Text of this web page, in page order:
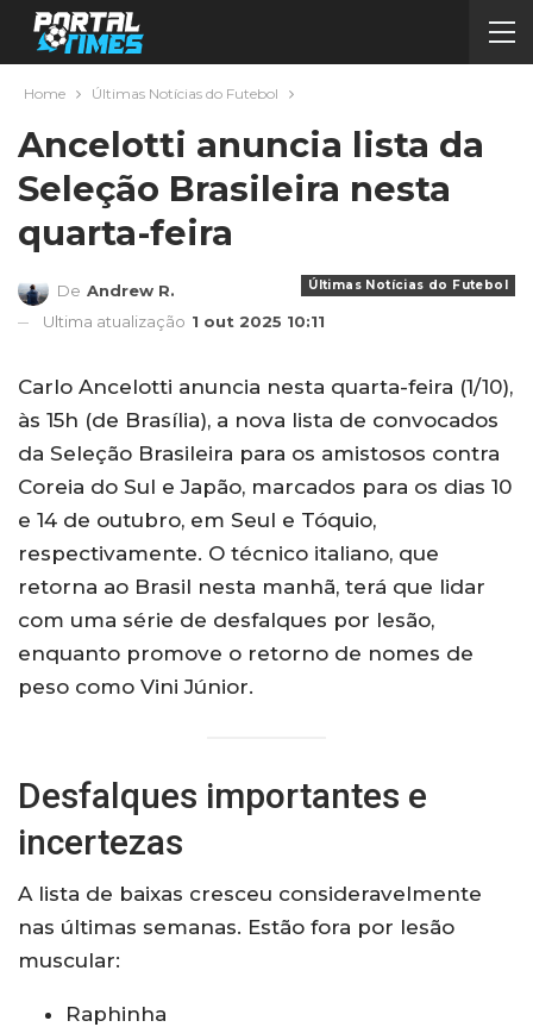
Home Últimas Notícias do Futebol
Ancelotti anuncia lista da
Seleção Brasileira nesta
quarta-feira
Últimas Notícias do Futebol
De Andrew R.
Ultima atualização 1 out 2025 10:11
Carlo Ancelotti anuncia nesta quarta-feira (1/10),
às 15h (de Brasília), a nova lista de convocados
da Seleção Brasileira para os amistosos contra
Coreia do Sul e Japão, marcados para os dias 10
e 14 de outubro, em Seul e Tóquio,
respectivamente. O técnico italiano, que
retorna ao Brasil nesta manhã, terá que lidar
com uma série de desfalques por lesão,
enquanto promove o retorno de nomes de
peso como Vini Júnior.
Desfalques importantes e
incertezas
A lista de baixas cresceu consideravelmente
nas últimas semanas. Estão fora por lesão
muscular:
Raphinha